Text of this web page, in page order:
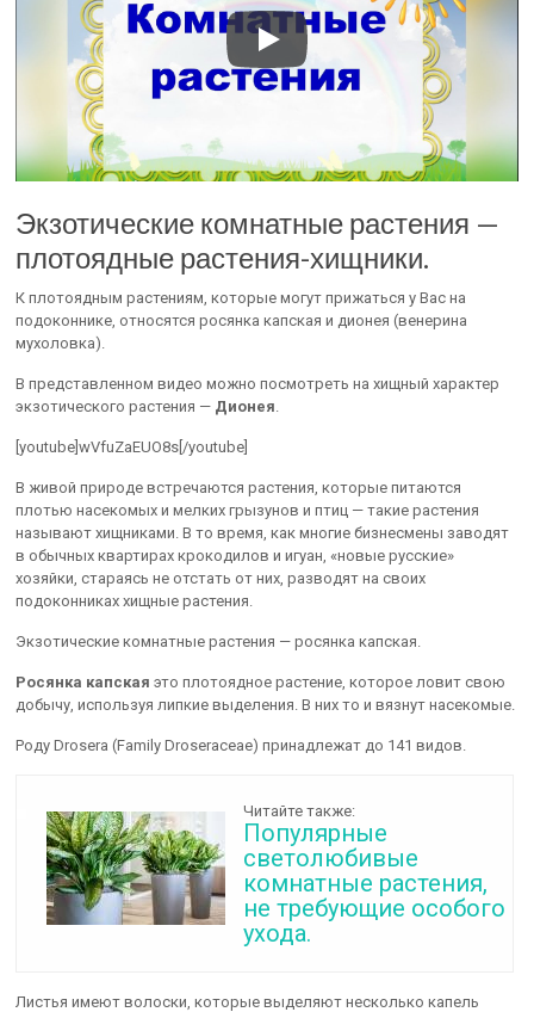
Экзотические комнатные растения —
плотоядные растения-хищники.
К плотоядным растениям, которые могут прижаться у Вас на
подоконнике, относятся росянка капская и дионея (венерина
мухоловка).
В представленном видео можно посмотреть на хищный характер
экзотического растения — Дионея
[youtube]wVfuZaEUO8s[/youtube]
В живой природе встречаются растения, которые питаются
плотью насекомых и мелких грызунов и птиц — такие растения
называют хищниками. В то время, как многие бизнесмены заводят
в обычных квартирах крокодилов и игуан, «новые русские»
хозяйки, стараясь не отстать от них, разводят на своих
подоконниках хищные растения.
Экзотические комнатные растения — росянка капская.
Росянка капская это плотоядное растение, которое ловит свою
добычу, используя липкие выделения. В них то и вязнут насекомые.
Роду Drosera (Family Droseraceae) принадлежат до 141 видов.
Читайте также:
Популярные
светолюбивые
комнатные растения,
не требующие особого
ухода.
Листья имеют волоски, которые выделяют несколько капель